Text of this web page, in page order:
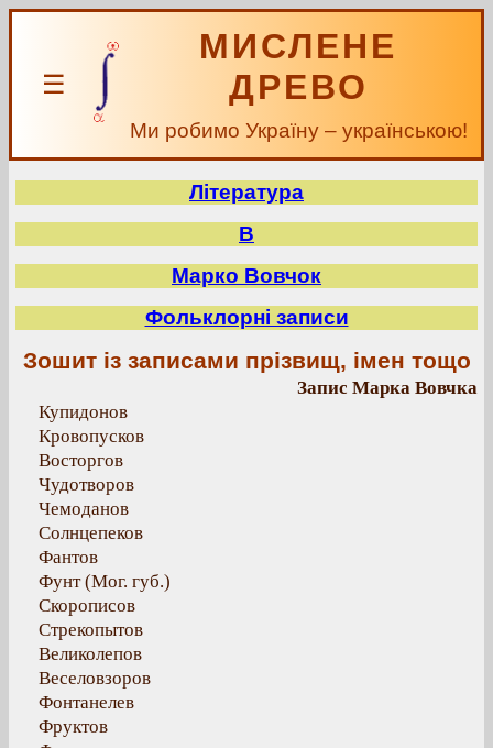
☰
МИСЛЕНЕ
ДРЕВО
Ми робимо Україну – українською!
Література
В
Марко Вовчок
Фольклорні записи
Зошит із записами прізвищ, імен тощо
Запис Марка Вовчка
Купидонов
Кровопусков
Восторгов
Чудотворов
Чемоданов
Солнцепеков
Фантов
Фунт (Мог. губ.)
Скорописов
Стрекопытов
Великолепов
Веселовзоров
Фонтанелев
Фруктов